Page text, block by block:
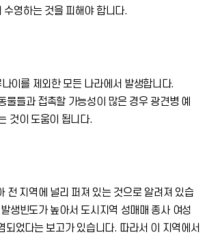
수영하는 것을 피해야 합니다.
이를 제외한 모든 나라에서 발생합니다.
물들과 접촉할 가능성이 많은 경우 광견병 예
것이 도움이 됩니다.
전 지역에 널리 퍼져 있는 것으로 알려져 있습
생빈도가 높아서 도시지역 성매매 종사 여성
었다는 보고가 있습니다. 따라서 이 지역에서